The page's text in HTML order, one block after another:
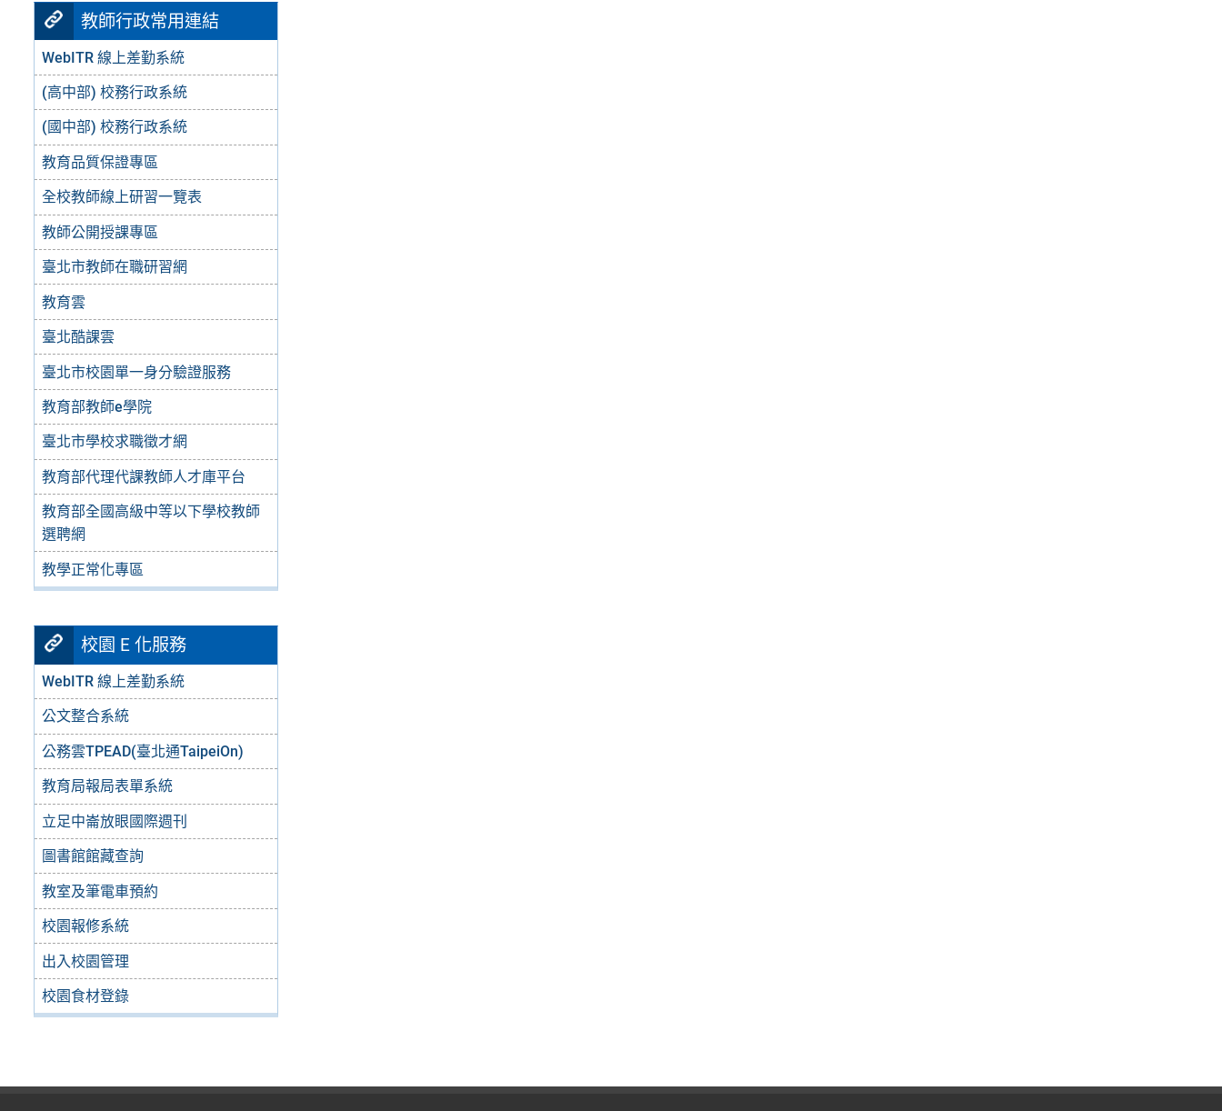
教師行政常用連結
WebITR 線上差勤系統
(高中部) 校務行政系統
(國中部) 校務行政系統
教育品質保證專區
全校教師線上研習一覽表
教師公開授課專區
臺北市教師在職研習網
教育雲
臺北酷課雲
臺北市校園單一身分驗證服務
教育部教師e學院
臺北市學校求職徵才網
教育部代理代課教師人才庫平台
教育部全國高級中等以下學校教師
選聘網
教學正常化專區
校園 E 化服務
WebITR 線上差勤系統
公文整合系統
公務雲TPEAD(臺北通TaipeiOn)
教育局報局表單系統
立足中崙放眼國際週刊
圖書館館藏查詢
教室及筆電車預約
校園報修系統
出入校園管理
校園食材登錄